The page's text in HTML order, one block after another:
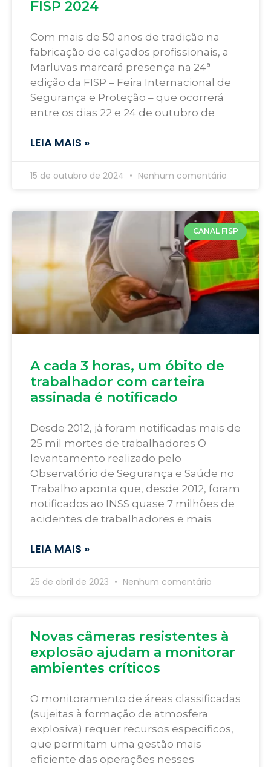
FISP 2024
Com mais de 50 anos de tradição na
fabricação de calçados profissionais, a
Marluvas marcará presença na 24ª
edição da FISP – Feira Internacional de
Segurança e Proteção – que ocorrerá
entre os dias 22 e 24 de outubro de
LEIA MAIS »
15 de outubro de 2024 Nenhum comentário
CANAL FISP
A cada 3 horas, um óbito de
trabalhador com carteira
assinada é notificado
Desde 2012, já foram notificadas mais de
25 mil mortes de trabalhadores O
levantamento realizado pelo
Observatório de Segurança e Saúde no
Trabalho aponta que, desde 2012, foram
notificados ao INSS quase 7 milhões de
acidentes de trabalhadores e mais
LEIA MAIS »
25 de abril de 2023 Nenhum comentário
Novas câmeras resistentes à
explosão ajudam a monitorar
ambientes críticos
O monitoramento de áreas classificadas
(sujeitas à formação de atmosfera
explosiva) requer recursos específicos,
que permitam uma gestão mais
eficiente das operações nesses